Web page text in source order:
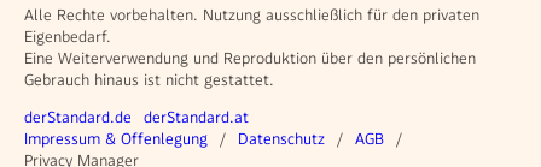
Alle Rechte vorbehalten. Nutzung ausschließlich für den privaten
Eigenbedarf.
Eine Weiterverwendung und Reproduktion über den persönlichen
Gebrauch hinaus ist nicht gestattet.
Weitere Angebote
derStandard.de derStandard.at
Rechtliches
Impressum & Offenlegung Datenschutz
AGB
Privacy Manager